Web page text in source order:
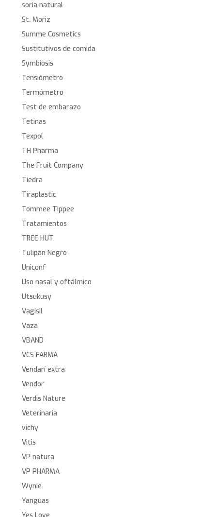
soria natural
St. Moriz
Summe Cosmetics
Sustitutivos de comida
Symbiosis
Tensiómetro
Termómetro
Test de embarazo
Tetinas
Texpol
TH Pharma
The Fruit Company
Tiedra
Tiraplastic
Tommee Tippee
Tratamientos
TREE HUT
Tulipán Negro
Uniconf
Uso nasal y oftálmico
Utsukusy
Vagisil
Vaza
VBAND
VCS FARMA
Vendarí extra
Vendor
Verdis Nature
Veterinaria
vichy
Vitis
VP natura
VP PHARMA
Wynie
Yanguas